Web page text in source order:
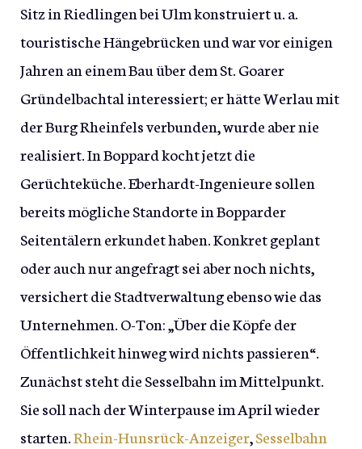
Sitz in Riedlingen bei Ulm konstruiert u. a.
touristische Hängebrücken und war vor einigen
Jahren an einem Bau über dem St. Goarer
Gründelbachtal interessiert; er hätte Werlau mit
der Burg Rheinfels verbunden, wurde aber nie
realisiert. In Boppard kocht jetzt die
Gerüchteküche. Eberhardt-Ingenieure sollen
bereits mögliche Standorte in Bopparder
Seitentälern erkundet haben. Konkret geplant
oder auch nur angefragt sei aber noch nichts,
versichert die Stadtverwaltung ebenso wie das
Unternehmen. O-Ton: „Über die Köpfe der
Öffentlichkeit hinweg wird nichts passieren“.
Zunächst steht die Sesselbahn im Mittelpunkt.
Sie soll nach der Winterpause im April wieder
starten.Rhein-Hunsrück-Anzeiger,Sesselbahn